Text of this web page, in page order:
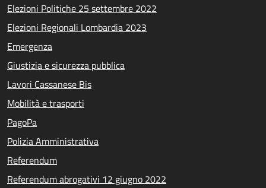
Elezioni Politiche 25 settembre 2022
Elezioni Regionali Lombardia 2023
Emergenza
Giustizia e sicurezza pubblica
Lavori Cassanese Bis
Mobilità e trasporti
PagoPa
Polizia Amministrativa
Referendum
Referendum abrogativi 12 giugno 2022